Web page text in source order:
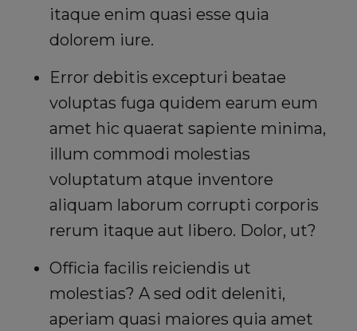
itaque enim quasi esse quia
dolorem iure.
Error debitis excepturi beatae
voluptas fuga quidem earum eum
amet hic quaerat sapiente minima,
illum commodi molestias
voluptatum atque inventore
aliquam laborum corrupti corporis
rerum itaque aut libero. Dolor, ut?
Officia facilis reiciendis ut
molestias? A sed odit deleniti,
aperiam quasi maiores quia amet